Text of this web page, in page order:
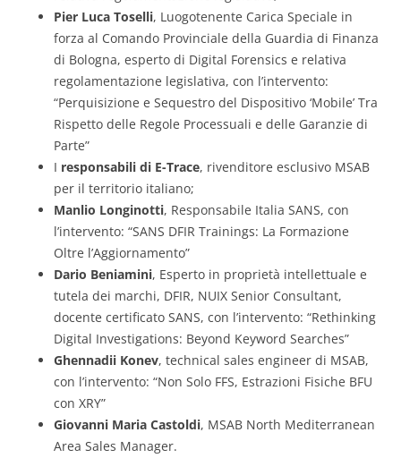
Pier Luca Toselli, Luogotenente Carica Speciale in
forza al Comando Provinciale della Guardia di Finanza
di Bologna, esperto di Digital Forensics e relativa
regolamentazione legislativa, con l’intervento:
“Perquisizione e Sequestro del Dispositivo ‘Mobile’ Tra
Rispetto delle Regole Processuali e delle Garanzie di
Parte”
I responsabili di E-Trace, rivenditore esclusivo MSAB
per il territorio italiano;
Manlio Longinotti, Responsabile Italia SANS, con
l’intervento: “SANS DFIR Trainings: La Formazione
Oltre l’Aggiornamento”
Dario Beniamini, Esperto in proprietà intellettuale e
tutela dei marchi, DFIR, NUIX Senior Consultant,
docente certificato SANS, con l’intervento: “Rethinking
Digital Investigations: Beyond Keyword Searches”
Ghennadii Konev, technical sales engineer di MSAB,
con l’intervento: “Non Solo FFS, Estrazioni Fisiche BFU
con XRY”
Giovanni Maria Castoldi, MSAB North Mediterranean
Area Sales Manager.